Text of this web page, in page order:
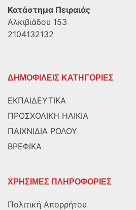
Κατάστημα Πειραιάς
Αλκιβιάδου 153
2104132132
ΔΗΜΟΦΙΛΕΙΣ ΚΑΤΗΓΟΡΙΕΣ
ΕΚΠΑΙΔΕΥΤΙΚΑ
ΠΡΟΣΧΟΛΙΚΗ ΗΛΙΚΙΑ
ΠΑΙΧΝΙΔΙΑ ΡΟΛΟΥ
ΒΡΕΦΙΚΑ
ΧΡΗΣΙΜΕΣ ΠΛΗΡΟΦΟΡΙΕΣ
Πολιτική Απορρήτου